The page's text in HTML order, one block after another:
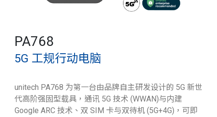
PA768
5G 工规行动电脑
unitech PA768 为第一台由品牌自主研发设计的 5G 新世
代高阶强固型载具，通讯 5G 技术 (WWAN)与内建
Google ARC 技术、双 SIM 卡与双待机 (5G+4G)，可即